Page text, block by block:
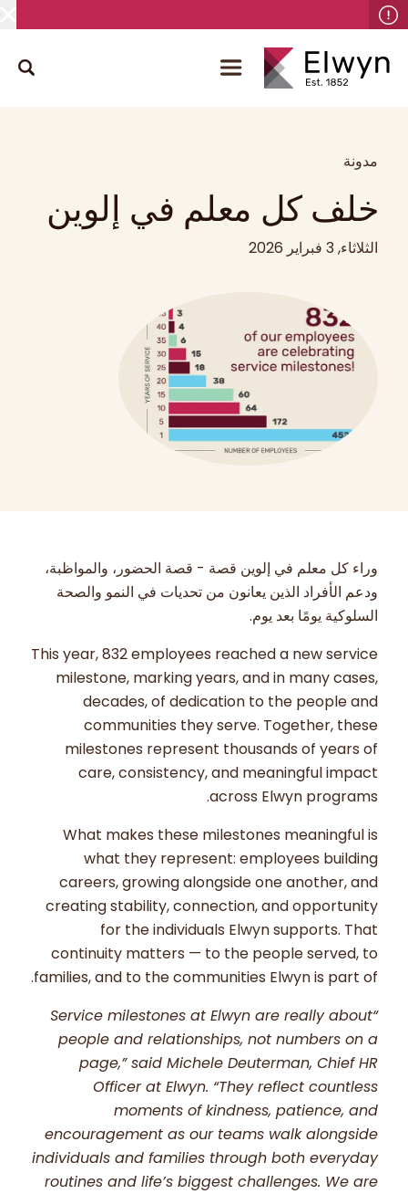
مدونة
خلف كل معلم في إلوين
الثلاثاء, 3 فبراير 2026
وراء كل معلم في إلوين قصة - قصة الحضور، والمواظبة،
ودعم الأفراد الذين يعانون من تحديات في النمو والصحة
السلوكية يومًا بعد يوم.
This year, 832 employees reached a new service
milestone, marking years, and in many cases,
decades, of dedication to the people and
communities they serve. Together, these
milestones represent thousands of years of
care, consistency, and meaningful impact
across Elwyn programs.
What makes these milestones meaningful is
what they represent: employees building
careers, growing alongside one another, and
creating stability, connection, and opportunity
for the individuals Elwyn supports. That
continuity matters — to the people served, to
families, and to the communities Elwyn is part of.
“Service milestones at Elwyn are really about
people and relationships, not numbers on a
page,” said Michele Deuterman, Chief HR
Officer at Elwyn. “They reflect countless
moments of kindness, patience, and
encouragement as our teams walk alongside
individuals and families through both everyday
routines and life’s biggest challenges. We are